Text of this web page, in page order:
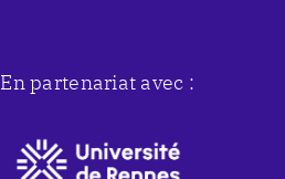
En partenariat avec :